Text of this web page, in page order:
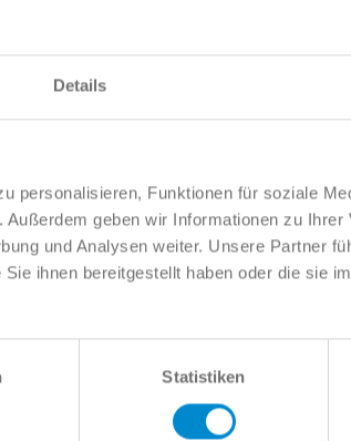
Details
personalisieren, Funktionen für soziale
geben wir Informationen zu Ihrer
und Analysen weiter. Unsere Partner
ihnen bereitgestellt haben oder die sie
Statistiken